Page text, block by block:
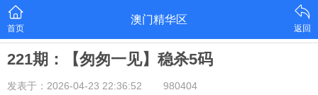
首页
澳门精华区
返回
221期：【匆匆一见】稳杀5码
发表于：2026-04-23 22:36:52 980404